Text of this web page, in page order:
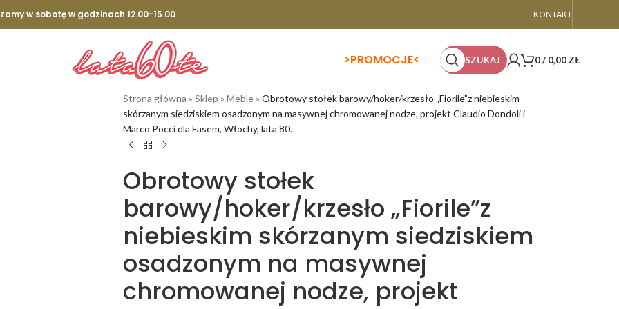
w sobotę w godzinach 12.00-15.00 KONTAKT
>PROMOCJE< SZUKAJ 0/ 0,00 ZŁ
Strona główna » Sklep » Meble» Obrotowy stołek barowy/hoker/krzesło „Fiorile”z niebieskim
skórzanym siedziskiem osadzonym na masywnej chromowanej nodze, projekt Claudio Dondoli i
Marco Pocci dla Fasem, Włochy, lata 80.
Obrotowy stołek
barowy/hoker/krzesło „Fiorile”z
niebieskim skórzanym siedziskiem
osadzonym na masywnej
chromowanej nodze, projekt